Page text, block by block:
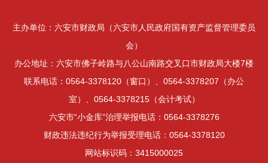
主办单位：六安市财政局（六安市人民政府国有资产监督管理委员
会）
办公地址：六安市佛子岭路与八公山南路交叉口市财政局大楼7楼
联系电话：0564-3378120（窗口）、0564-3378207（办公
室）、0564-3378215（会计考试）
六安市“小金库”治理举报电话：0564-3378276
财政违法违纪行为举报受理电话：0564-3378120
网站标识码：3415000025